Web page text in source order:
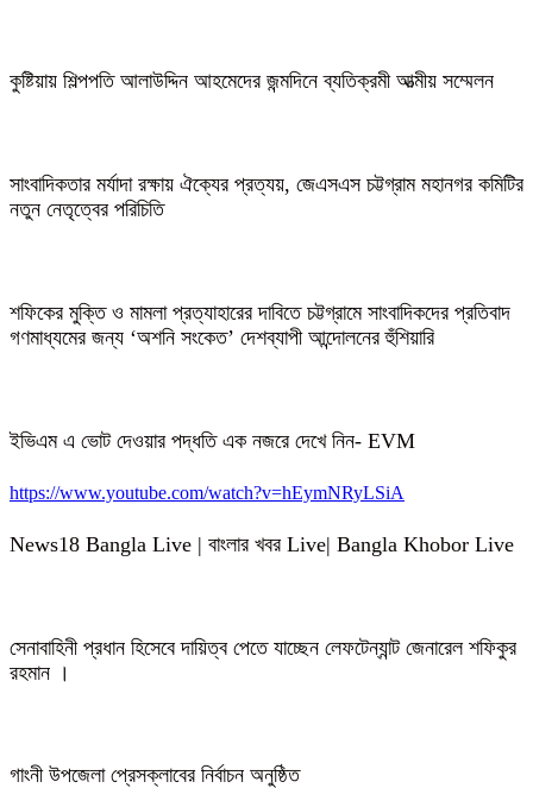
কুষ্টিয়ায় শিল্পপতি আলাউদ্দিন আহমেদের জন্মদিনে ব্যতিক্রমী আত্মীয় সম্মেলন
সাংবাদিকতার মর্যাদা রক্ষায় ঐক্যের প্রত্যয়, জেএসএস চট্টগ্রাম মহানগর কমিটির
নতুন নেতৃত্বের পরিচিতি
শফিকের মুক্তি ও মামলা প্রত্যাহারের দাবিতে চট্টগ্রামে সাংবাদিকদের প্রতিবাদ
গণমাধ্যমের জন্য ‘অশনি সংকেত’ দেশব্যাপী আন্দোলনের হুঁশিয়ারি
ইভিএম এ ভোট দেওয়ার পদ্ধতি এক নজরে দেখে নিন- EVM
https://www.youtube.com/watch?v=hEymNRyLSiA
News18 Bangla Live | বাংলার খবর Live| Bangla Khobor Live
সেনাবাহিনী প্রধান হিসেবে দায়িত্ব পেতে যাচ্ছেন লেফটেন্যান্ট জেনারেল শফিকুর
রহমান ।
গাংনী উপজেলা প্রেসক্লাবের নির্বাচন অনুষ্ঠিত